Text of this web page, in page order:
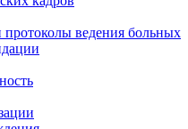
ведения больных